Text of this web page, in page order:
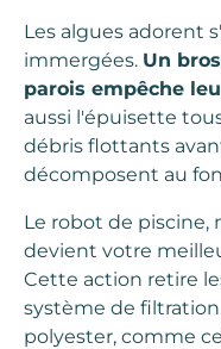
Les algues adorent
immergées. Un
parois empêche
aussi l'épuisette
débris flottants
décomposent au
Le robot de
devient votre
Cette action retire
système de
polyester, comme